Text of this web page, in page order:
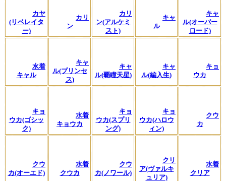
カヤ
(リベレイタ
ー)
カリ
ン
カリ
ン(アルケミ
スト)
キャ
ル
キャ
ル(オーバー
ロード)
水着
キャル
キャ
ル(プリンセ
ス)
キャ
ル(覇瞳天星)
キャ
ル(編入生)
キョ
ウカ
キョ
ウカ(ゴシッ
ク)
水着
キョウカ
キョ
ウカ(スプリ
ング)
キョ
ウカ(ハロウ
ィン)
クウ
カ
クウ
カ(オーエド)
水着
クウカ
クウ
カ(ノワール)
クリ
ア(ヴァルキ
ュリア)
水着
クリア